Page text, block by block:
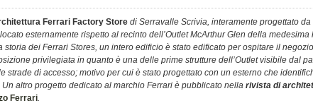
Ferrari Factory Store di Serravalle Scrivia, interamente progettato da
esternamente rispetto al recinto dell’Outlet McArthur Glen della medesima
storia dei Ferrari Stores, un intero edificio è stato edificato per ospitare il
privilegiata in quanto è una delle prime strutture dell’Outlet visibile dal
strade di accesso; motivo per cui è stato progettato con un esterno che
Un altro progetto dedicato al marchio Ferrari è pubblicato nella rivista di
Ferrari.